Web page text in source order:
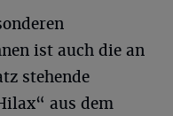
ist auch die an
stehende
aus dem